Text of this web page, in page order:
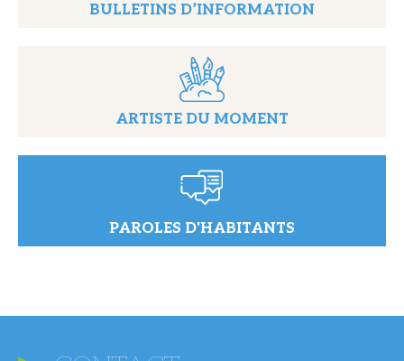
BULLETINS D’INFORMATION
ARTISTE DU MOMENT
PAROLES D'HABITANTS